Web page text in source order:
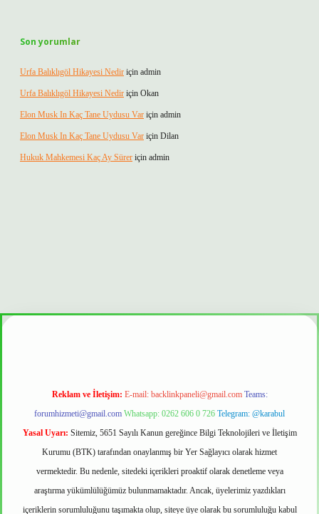
Son yorumlar
Urfa Balıklıgöl Hikayesi Nedir için admin
Urfa Balıklıgöl Hikayesi Nedir için Okan
Elon Musk In Kaç Tane Uydusu Var için admin
Elon Musk In Kaç Tane Uydusu Var için Dilan
Hukuk Mahkemesi Kaç Ay Sürer için admin
güvenilir mi
Reklam ve İletişim: E-mail: backlinkpaneli@gmail.com Teams:
forumhizmeti@gmail.com Whatsapp: 0262 606 0 726 Telegram: @karabul
Yasal Uyarı: Sitemiz, 5651 Sayılı Kanun gereğince Bilgi Teknolojileri ve İletişim
Kurumu (BTK) tarafından onaylanmış bir Yer Sağlayıcı olarak hizmet
vermektedir. Bu nedenle, sitedeki içerikleri proaktif olarak denetleme veya
araştırma yükümlülüğümüz bulunmamaktadır. Ancak, üyelerimiz yazdıkları
içeriklerin sorumluluğunu taşımakta olup, siteye üye olarak bu sorumluluğu kabul